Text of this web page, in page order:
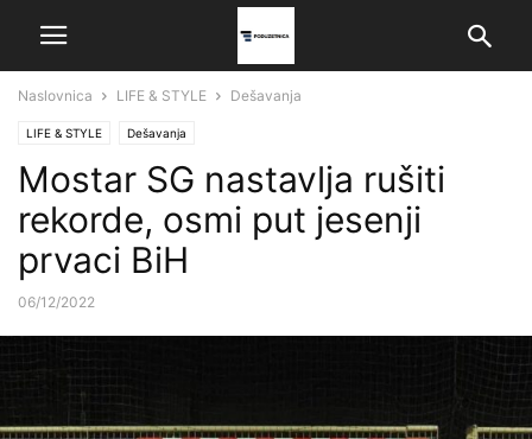
Naslovnica LIFE & STYLE Dešavanja
LIFE & STYLE Dešavanja
Mostar SG nastavlja rušiti
rekorde, osmi put jesenji
prvaci BiH
06/12/2022